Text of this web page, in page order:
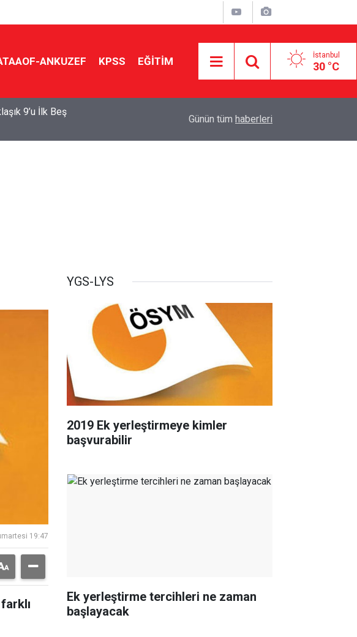
ANKUZEF KPSS EĞİTİM İstanbul
30 °C
9’u İlk Beş
Yönlendiriyor?
Günün tüm haberleri
19:47
YGS-LYS
2019 Ek yerleştirmeye kimler
başvurabilir
Ek yerleştirme tercihleri ne zaman
başlayacak